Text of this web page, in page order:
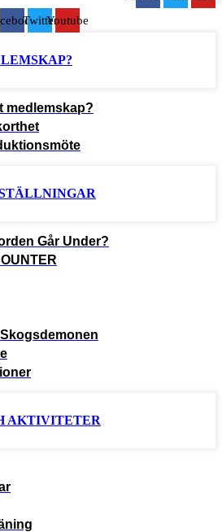
TwitterYoutube
medlemskap?
Går Under?
AKTIVITETER